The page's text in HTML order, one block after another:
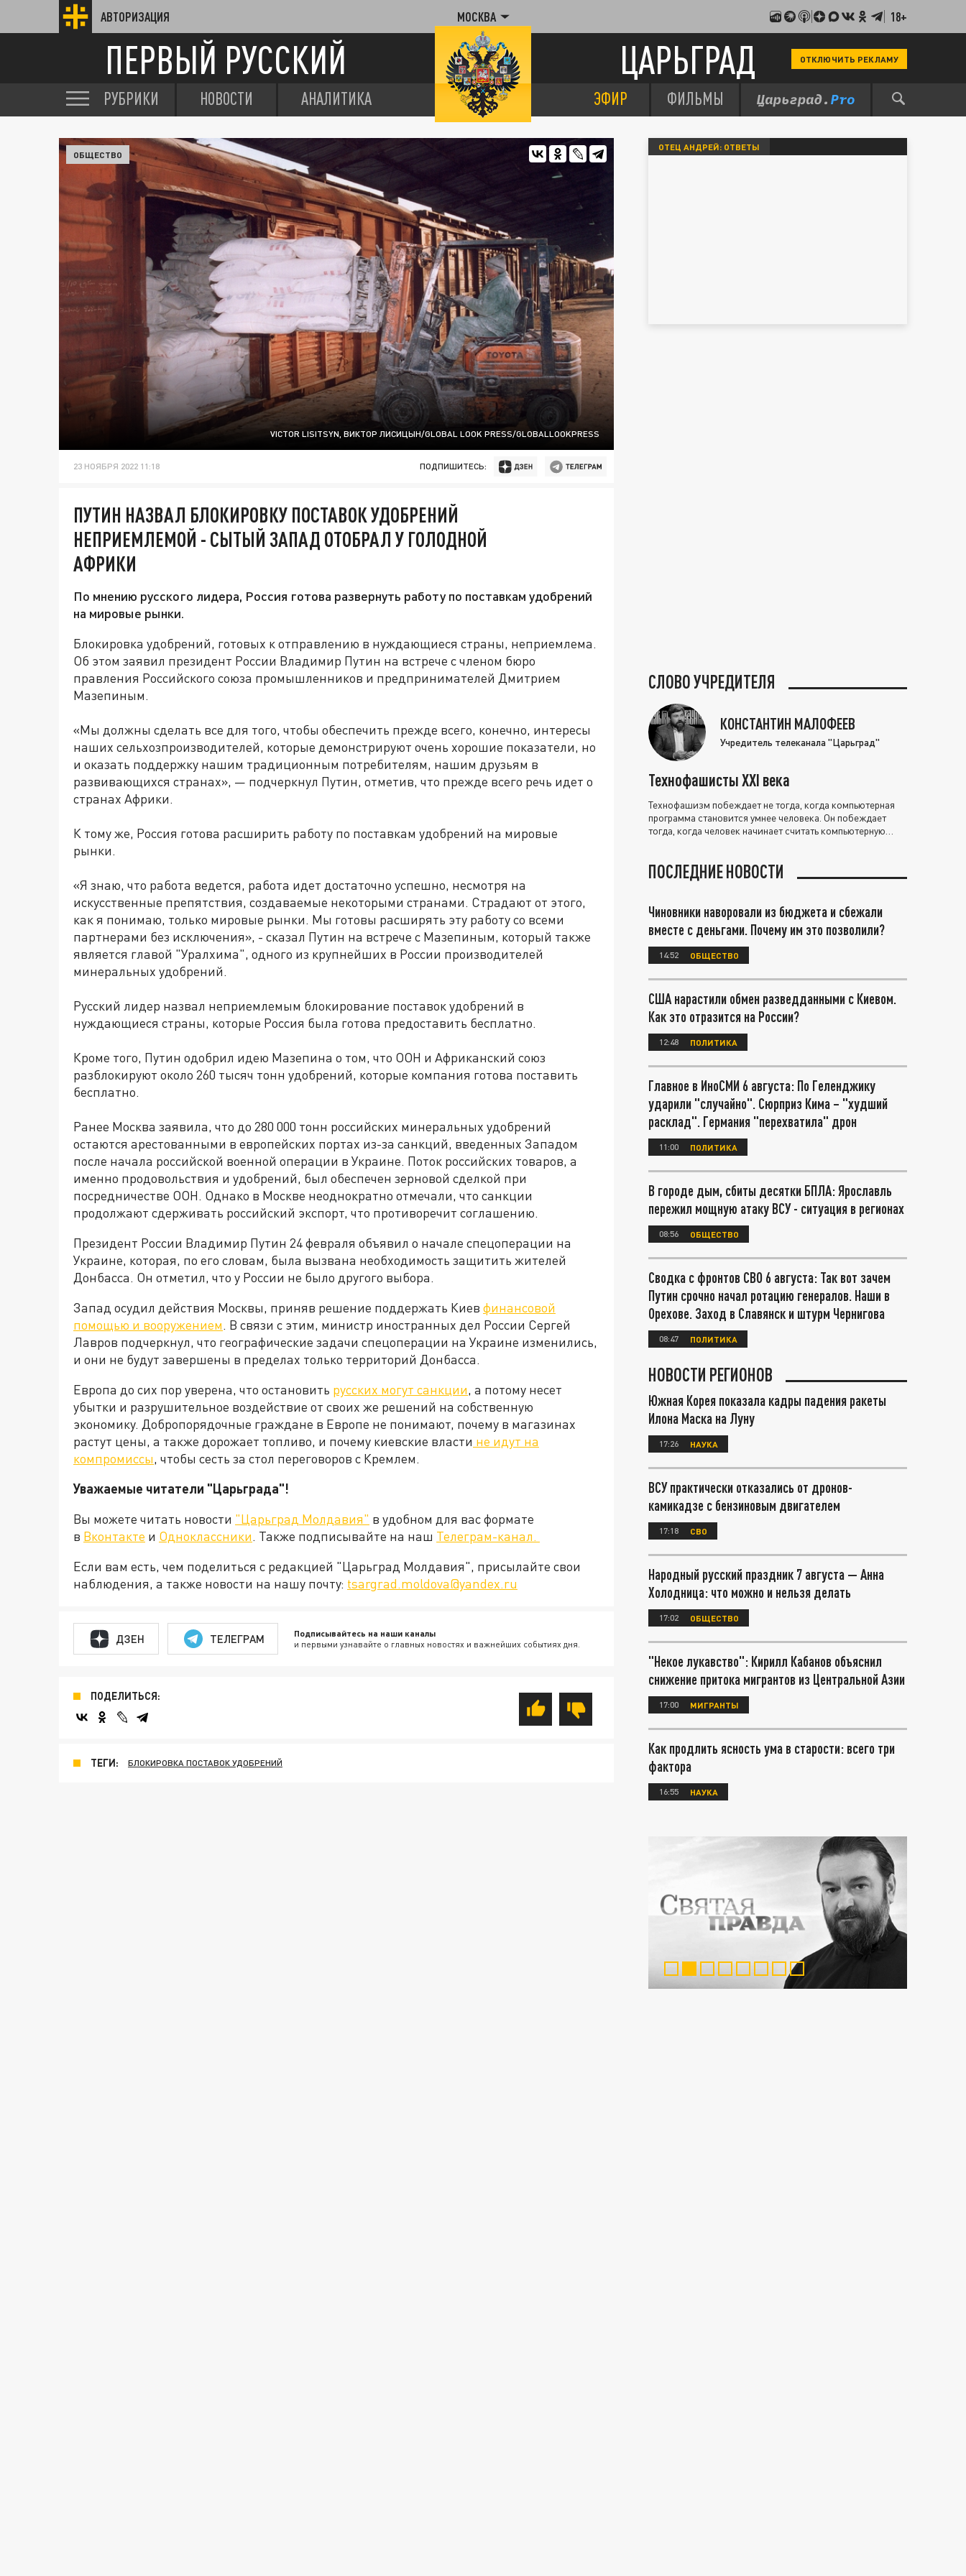
АВТОРИЗАЦИЯ МОСКВА 18+
ПЕРВЫЙ РУССКИЙ ЦАРЬГРАД ОТКЛЮЧИТЬ РЕКЛАМУ
РУБРИКИ НОВОСТИ АНАЛИТИКА ЭФИР ФИЛЬМЫ
VICTOR LISITSYN, ВИКТОР ЛИСИЦЫН/GLOBAL LOOK PRESS/GLOBALLOOKPRESS
ОБЩЕСТВО
23 НОЯБРЯ 2022 11:18 ПОДПИШИТЕСЬ:
ПУТИН НАЗВАЛ БЛОКИРОВКУ ПОСТАВОК УДОБРЕНИЙ
НЕПРИЕМЛЕМОЙ - СЫТЫЙ ЗАПАД ОТОБРАЛ У ГОЛОДНОЙ
АФРИКИ
По мнению русского лидера, Россия готова развернуть работу по поставкам удобрений
на мировые рынки.
Блокировка удобрений, готовых к отправлению в нуждающиеся страны, неприемлема.
Об этом заявил президент России Владимир Путин на встрече с членом бюро
правления Российского союза промышленников и предпринимателей Дмитрием
Мазепиным.
«Мы должны сделать все для того, чтобы обеспечить прежде всего, конечно, интересы
наших сельхозпроизводителей, которые демонстрируют очень хорошие показатели, но
и оказать поддержку нашим традиционным потребителям, нашим друзьям в
развивающихся странах», — подчеркнул Путин, отметив, что прежде всего речь идет о
странах Африки.
К тому же, Россия готова расширить работу по поставкам удобрений на мировые
рынки.
«Я знаю, что работа ведется, работа идет достаточно успешно, несмотря на
искусственные препятствия, создаваемые некоторыми странами. Страдают от этого,
как я понимаю, только мировые рынки. Мы готовы расширять эту работу со всеми
партнерами без исключения», - сказал Путин на встрече с Мазепиным, который также
является главой "Уралхима", одного из крупнейших в России производителей
минеральных удобрений.
Русский лидер назвал неприемлемым блокирование поставок удобрений в
нуждающиеся страны, которые Россия была готова предоставить бесплатно.
Кроме того, Путин одобрил идею Мазепина о том, что ООН и Африканский союз
разблокируют около 260 тысяч тонн удобрений, которые компания готова поставить
бесплатно.
Ранее Москва заявила, что до 280 000 тонн российских минеральных удобрений
остаются арестованными в европейских портах из-за санкций, введенных Западом
после начала российской военной операции в Украине. Поток российских товаров, а
именно продовольствия и удобрений, был обеспечен зерновой сделкой при
посредничестве ООН. Однако в Москве неоднократно отмечали, что санкции
продолжают сдерживать российский экспорт, что противоречит соглашению.
Президент России Владимир Путин 24 февраля объявил о начале спецоперации на
Украине, которая, по его словам, была вызвана необходимость защитить жителей
Донбасса. Он отметил, что у России не было другого выбора.
Запад осудил действия Москвы, приняв решение поддержать Киев финансовой
помощью и вооружением. В связи с этим, министр иностранных дел России Сергей
Лавров подчеркнул, что географические задачи спецоперации на Украине изменились,
и они не будут завершены в пределах только территорий Донбасса.
Европа до сих пор уверена, что остановить русских могут санкции, а потому несет
убытки и разрушительное воздействие от своих же решений на собственную
экономику. Добропорядочные граждане в Европе не понимают, почему в магазинах
растут цены, а также дорожает топливо, и почему киевские власти не идут на
компромиссы, чтобы сесть за стол переговоров с Кремлем.
Уважаемые читатели "Царьграда"!
Вы можете читать новости "Царьград Молдавия" в удобном для вас формате
в Вконтакте и Одноклассники. Также подписывайте на наш Телеграм-канал.
Если вам есть, чем поделиться с редакцией "Царьград Молдавия", присылайте свои
наблюдения, а также новости на нашу почту: tsargrad.moldova@yandex.ru
ДЗЕН ТЕЛЕГРАМ Подписывайтесь на наши каналы
и первыми узнавайте о главных новостях и важнейших событиях дня.
ПОДЕЛИТЬСЯ:
ТЕГИ: БЛОКИРОВКА ПОСТАВОК УДОБРЕНИЙ
ОТЕЦ АНДРЕЙ: ОТВЕТЫ
СЛОВО УЧРЕДИТЕЛЯ
КОНСТАНТИН МАЛОФЕЕВ
Учредитель телеканала "Царьград"
Технофашисты XXI века
Технофашизм побеждает не тогда, когда компьютерная
программа становится умнее человека. Он побеждает
тогда, когда человек начинает считать компьютерную
ПОСЛЕДНИЕ НОВОСТИ
Чиновники наворовали из бюджета и сбежали
вместе с деньгами. Почему им это позволили?
14:52 ОБЩЕСТВО
США нарастили обмен разведданными с Киевом.
Как это отразится на России?
12:48 ПОЛИТИКА
Главное в ИноСМИ 6 августа: По Геленджику
ударили "случайно". Сюрприз Кима – "худший
расклад". Германия "перехватила" дрон
11:00 ПОЛИТИКА
В городе дым, сбиты десятки БПЛА: Ярославль
пережил мощную атаку ВСУ - ситуация в регионах
08:56 ОБЩЕСТВО
Сводка с фронтов СВО 6 августа: Так вот зачем
Путин срочно начал ротацию генералов. Наши в
Орехове. Заход в Славянск и штурм Чернигова
08:47 ПОЛИТИКА
НОВОСТИ РЕГИОНОВ
Южная Корея показала кадры падения ракеты
Илона Маска на Луну
17:26 НАУКА
ВСУ практически отказались от дронов-
камикадзе с бензиновым двигателем
17:18 СВО
Народный русский праздник 7 августа — Анна
Холодница: что можно и нельзя делать
17:02 ОБЩЕСТВО
"Некое лукавство": Кирилл Кабанов объяснил
снижение притока мигрантов из Центральной Азии
17:00 МИГРАНТЫ
Как продлить ясность ума в старости: всего три
фактора
16:55 НАУКА